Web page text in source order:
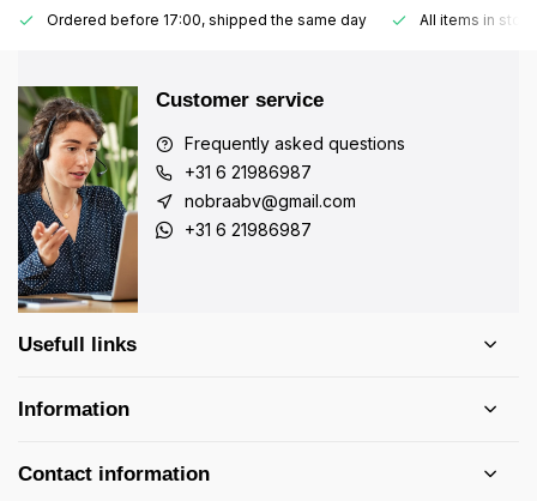
Ordered before 17:00, shipped the same day All items in stock
Customer service
Frequently asked questions
+31 6 21986987
nobraabv@gmail.com
+31 6 21986987
Usefull links
Information
Contact information